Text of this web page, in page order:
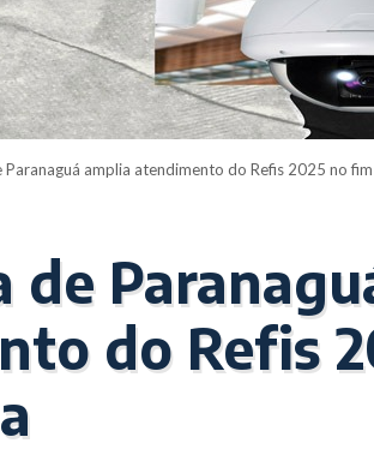
amplia atendimento do Refis 2025 no fim
de
do Refis